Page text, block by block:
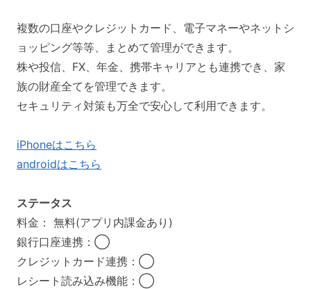
複数の口座やクレジットカード、電子マネーやネットシ
ョッピング等等、まとめて管理ができます。
株や投信、FX、年金、携帯キャリアとも連携でき、家
族の財産全てを管理できます。
セキュリティ対策も万全で安心して利用できます。
iPhoneはこちら
androidはこちら
ステータス
料金： 無料(アプリ内課金あり)
銀行口座連携：◯
クレジットカード連携：◯
レシート読み込み機能：◯